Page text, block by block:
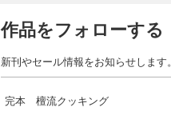
作品をフォローする
新刊やセール情報をお知らせします。
完本 檀流クッキング